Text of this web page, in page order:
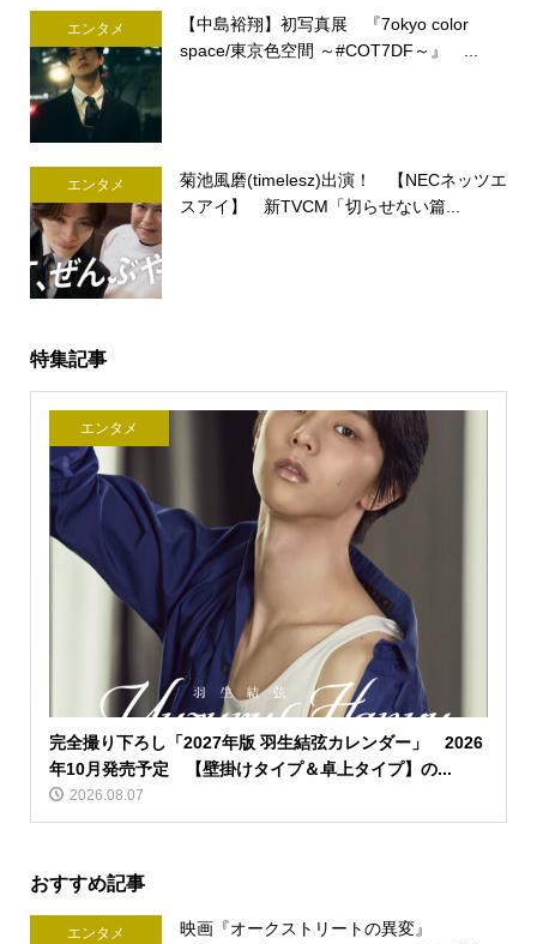
エンタメ
【中島裕翔】初写真展 『7okyo color
space/東京色空間 ～#COT7DF～』 ...
エンタメ
菊池風磨(timelesz)出演！ 【NECネッツエ
スアイ】 新TVCM「切らせない篇...
特集記事
エンタメ
完全撮り下ろし「2027年版 羽生結弦カレンダー」 2026
年10月発売予定 【壁掛けタイプ＆卓上タイプ】の...
2026.08.07
おすすめ記事
エンタメ
映画『オークストリートの異変』